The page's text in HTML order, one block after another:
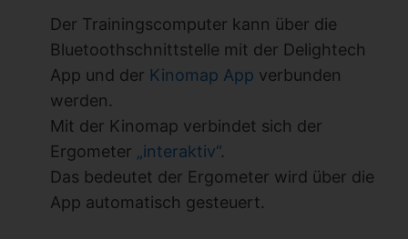
Der Trainingscomputer kann über die
Bluetoothschnittstelle mit der Delightech
App und der Kinomap App verbunden
werden.
Mit der Kinomap verbindet sich der
Ergometer „interaktiv“.
Das bedeutet der Ergometer wird über die
App automatisch gesteuert.